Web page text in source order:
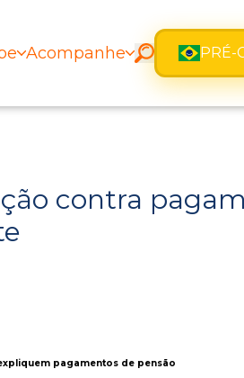
Acompanhe PRÉ-
contra
pagamentos de pensão